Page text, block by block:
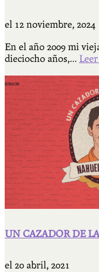
el 12 noviembre, 2024
En el año 2009 mi
dieciocho años,...
UN CAZADOR DE
el 20 abril, 2021